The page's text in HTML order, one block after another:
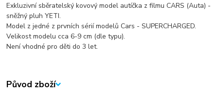
Exkluzivní sběratelský kovový model autíčka z filmu CARS (Auta) -
sněžný pluh YETI.
Model z jedné z prvních sérií modelů Cars - SUPERCHARGED.
Velikost modelu cca 6-9 cm (dle typu).
Není vhodné pro děti do 3 let.
Původ zboží